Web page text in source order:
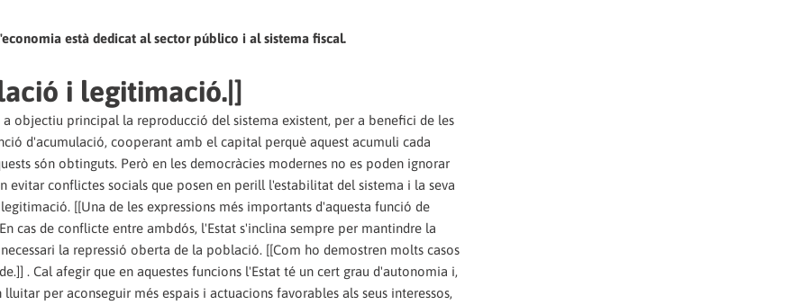
està dedicat al sector público i al sistema fiscal.
i legitimació.|]
objectiu principal la reproducció del sistema existent, per a benefici de les
d'acumulació, cooperant amb el capital perquè aquest acumuli cada
són obtinguts. Però en les democràcies modernes no es poden ignorar
conflictes socials que posen en perill l'estabilitat del sistema i la seva
[[Una de les expressions més importants d'aquesta funció de
cas de conflicte entre ambdós, l'Estat s'inclina sempre per mantindre la
la repressió oberta de la població. [[Com ho demostren molts casos
. Cal afegir que en aquestes funcions l'Estat té un cert grau d'autonomia i,
per aconseguir més espais i actuacions favorables als seus interessos,